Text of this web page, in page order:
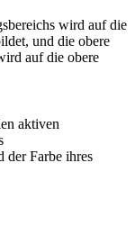
wird auf die
und die obere
auf die obere
aktiven
der Farbe ihres